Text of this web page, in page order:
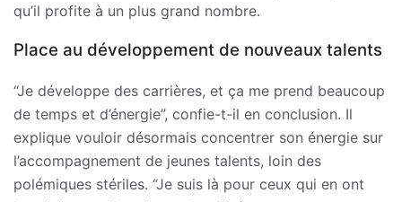
qu’il profite à un plus grand nombre.
Place au développement de nouveaux talents
“Je développe des carrières, et ça me prend beaucoup
de temps et d’énergie”, confie-t-il en conclusion. Il
explique vouloir désormais concentrer son énergie sur
l’accompagnement de jeunes talents, loin des
polémiques stériles. “Je suis là pour ceux qui en ont